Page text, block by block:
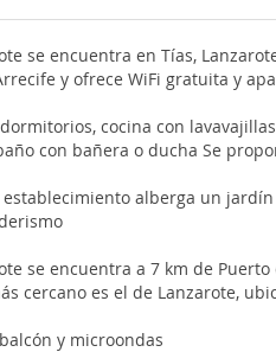
se encuentra en Tías,
y ofrece WiFi gratuita y
cocina con
con bañera o ducha Se
establecimiento alberga un
se encuentra a 7 km de
cercano es el de Lanzarote,
y microondas